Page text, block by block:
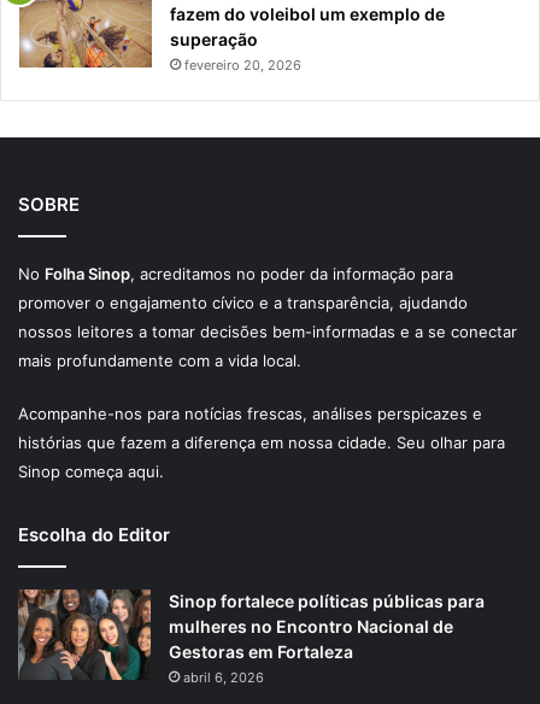
fazem do voleibol um exemplo de
superação
fevereiro 20, 2026
SOBRE
No Folha Sinop, acreditamos no poder da informação para
promover o engajamento cívico e a transparência, ajudando
nossos leitores a tomar decisões bem-informadas e a se conectar
mais profundamente com a vida local.
Acompanhe-nos para notícias frescas, análises perspicazes e
histórias que fazem a diferença em nossa cidade. Seu olhar para
Sinop começa aqui.
Escolha do Editor
Sinop fortalece políticas públicas para
mulheres no Encontro Nacional de
Gestoras em Fortaleza
abril 6, 2026